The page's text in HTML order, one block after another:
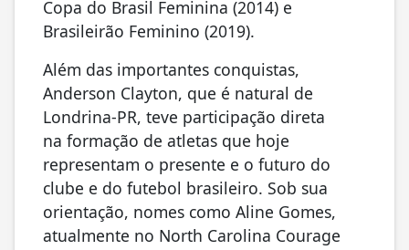
Copa do Brasil Feminina (2014) e
Brasileirão Feminino (2019).
Além das importantes conquistas,
Anderson Clayton, que é natural de
Londrina-PR, teve participação direta
na formação de atletas que hoje
representam o presente e o futuro do
clube e do futebol brasileiro. Sob sua
orientação, nomes como Aline Gomes,
atualmente no North Carolina Courage